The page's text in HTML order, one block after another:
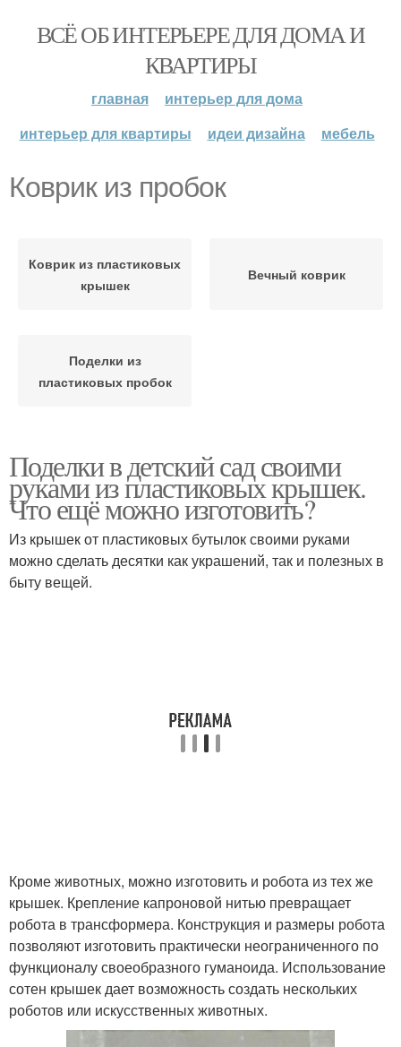
ВСЁ ОБ ИНТЕРЬЕРЕ ДЛЯ ДОМА И
КВАРТИРЫ
главная
интерьер для дома
интерьер для квартиры
идеи дизайна мебель
Коврик из пробок
Коврик из пластиковых
крышек
Вечный коврик
Поделки из
пластиковых пробок
Поделки в детский сад своими
руками из пластиковых крышек.
Что ещё можно изготовить?
Из крышек от пластиковых бутылок своими руками
можно сделать десятки как украшений, так и полезных в
быту вещей.
Кроме животных, можно изготовить и робота из тех же
крышек. Крепление капроновой нитью превращает
робота в трансформера. Конструкция и размеры робота
позволяют изготовить практически неограниченного по
функционалу своеобразного гуманоида. Использование
сотен крышек дает возможность создать нескольких
роботов или искусственных животных.